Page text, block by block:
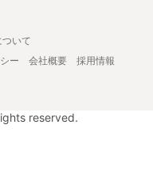
いて
ー 会社概要
採用情報
reserved.